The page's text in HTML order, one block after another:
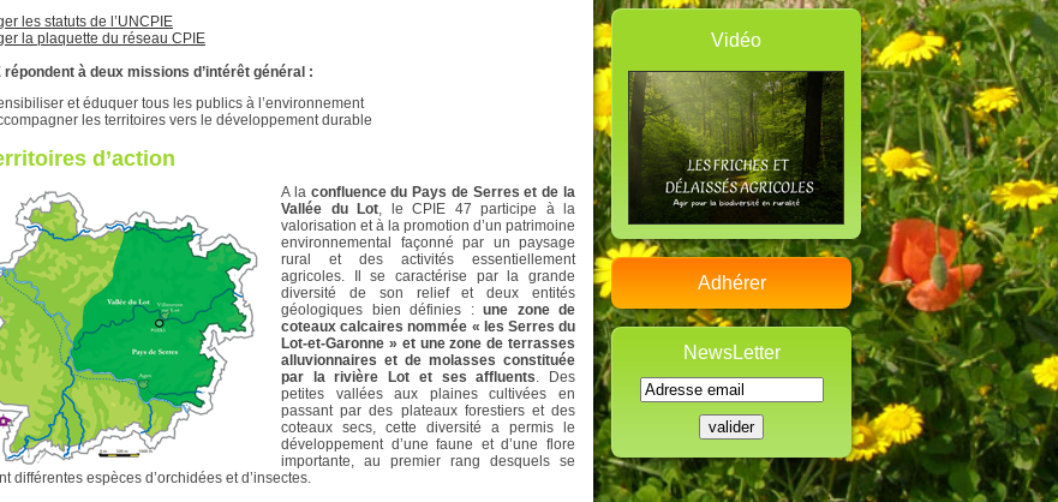
les statuts de l’UNCPIE
la plaquette du réseau CPIE
répondent à deux missions d’intérêt général :
et éduquer tous les publics à l’environnement
les territoires vers le développement durable
d’action
A la confluence du Pays de Serres et de la
Vallée du Lot, le CPIE 47 participe à la
valorisation et à la promotion d’un patrimoine
environnemental façonné par un paysage
rural et des activités essentiellement
agricoles. Il se caractérise par la grande
diversité de son relief et deux entités
géologiques bien définies :une zone de
coteaux calcaires nommée « les Serres du
Lot-et-Garonne » et une zone de terrasses
alluvionnaires et de molasses constituée
par la rivière Lot et ses affluents. Des
petites vallées aux plaines cultivées en
passant par des plateaux forestiers et des
coteaux secs, cette diversité a permis le
développement d’une faune et d’une flore
importante, au premier rang desquels se
différentes espèces d’orchidées et d’insectes.
Vidéo
Adhérer
NewsLetter